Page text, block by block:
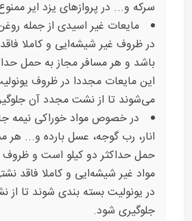
سرکه و... در پروازهای یزد ایر
مایعات غیر اسیدی از جمله
در ظروف غیر شیشه‌ایی و کاملا
باشد و هر مسافر مجاز به حمل
این مایعات مجددا در ظروف
می‌شوند تا از نشت مجدد آن
در خصوص مواد خوراکی نیمه
انار، رب گوجه، عسل بارده و... هر
حمل حداکثر دو کیلو است و ظروف
مواد غیر شیشه‌ایی و کاملا فاقد
در یونولیت بسته بندی شوند تا
جلوگیری شود.